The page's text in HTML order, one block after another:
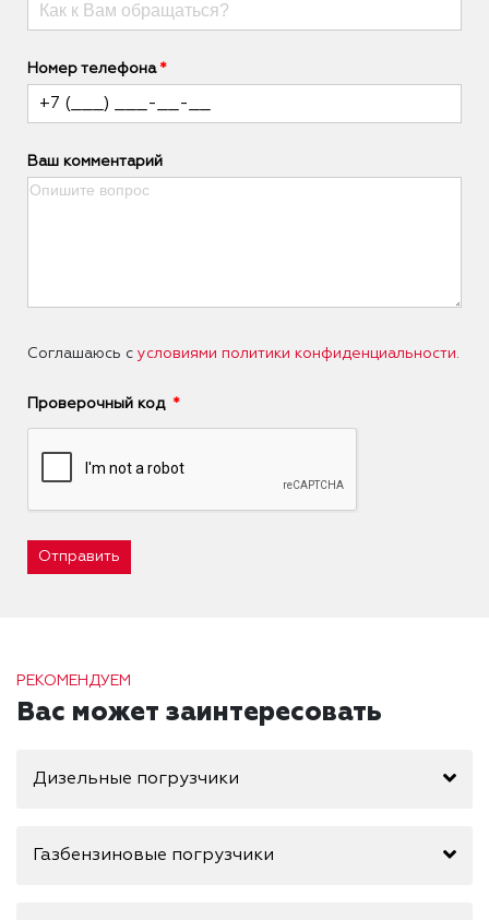
Номер телефона
Ваш комментарий
Соглашаюсь с условиями политики конфиденциальности.
Проверочный код
Отправить
РЕКОМЕНДУЕМ
Вас может заинтересовать
Дизельные погрузчики
Газбензиновые погрузчики